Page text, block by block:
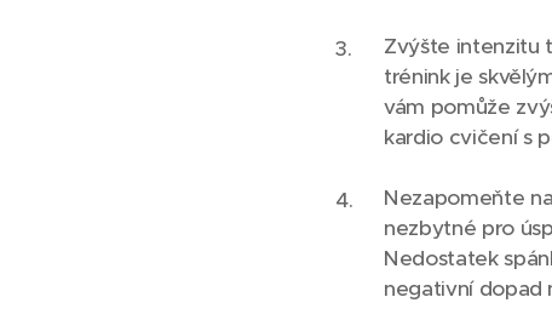
Zvýšte intenzitu
trénink je
vám pomůže
kardio cvičení s
Nezapomeňte
nezbytné pro
Nedostatek
negativní dopad